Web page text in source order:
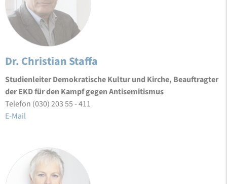
Dr. Christian Staffa
Studienleiter Demokratische Kultur und Kirche, Beauftragter
der EKD für den Kampf gegen Antisemitismus
Telefon (030) 203 55 - 411
E-Mail